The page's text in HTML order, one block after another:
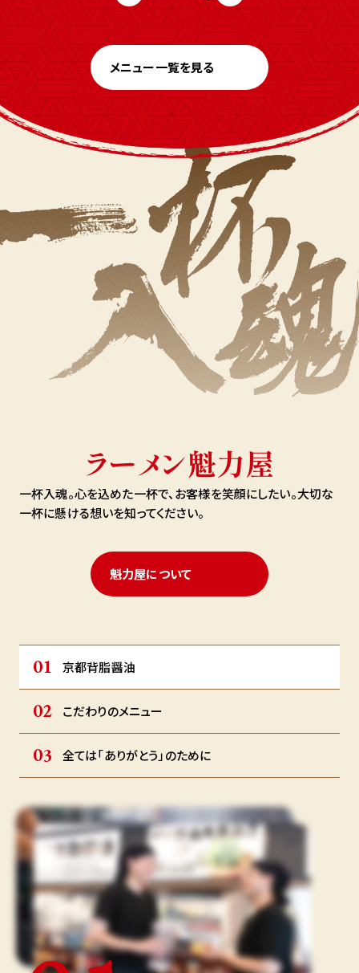
メニュー一覧を見る
ラーメン魁力屋
一杯入魂。心を込めた一杯で、お客様を笑顔にしたい。大切な
一杯に懸ける想いを知ってください。
魁力屋について
京都背脂醤油
こだわりのメニュー
全ては「ありがとう」のために